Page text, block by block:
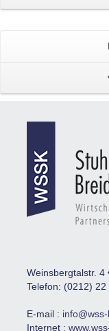
Weinsbergtalstr. 4
Telefon: (0212)
E-mail :
Internet :